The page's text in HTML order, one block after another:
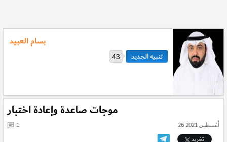
بسام العبيد
43
موجات صاعدة وإعادة اختبار
26 أغسطس 2021
1
تغريد